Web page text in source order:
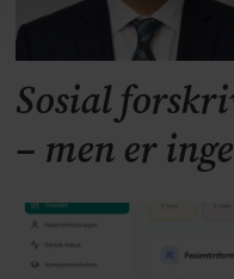
Sosial
– men er